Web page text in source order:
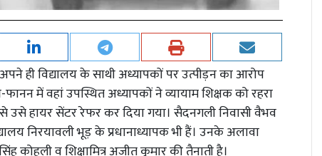
ही विद्यालय के साथी अध्यापकों पर उत्पीड़न का आरोप
में वहां उपस्थित अध्यापकों ने व्यायाम शिक्षक को रहरा
उसे हायर सेंटर रेफर कर दिया गया। सैदनगली निवासी वैभव
निरयावली भूड़ के प्रधानाध्यापक भी हैं। उनके अलावा